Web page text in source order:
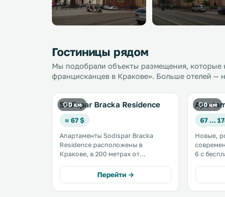
Гостиницы рядом
Мы подобрали объекты размещения, которые
францисканцев в Кракове». Больше отелей —
0 км
Sodispar Bracka Residence
≈ 67 $
Апартаменты Sodispar Bracka
Residence расположены в
Кракове, в 200 метрах от
кондиционер и бесплатный Wi-Fi. .
Перейти →
0 км
67 …
Новые,
6 с